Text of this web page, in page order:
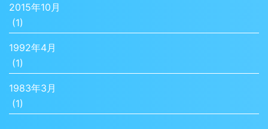
2015年10月
(1)
1992年4月
(1)
1983年3月
(1)